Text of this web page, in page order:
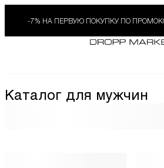
-7% НА ПЕРВУЮ ПОКУПКУ ПО
Каталог для мужчин